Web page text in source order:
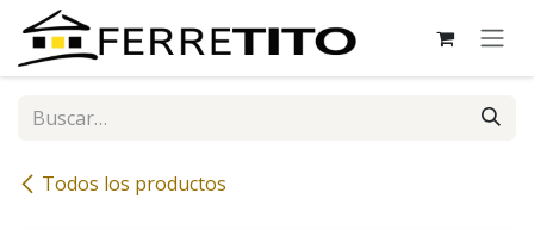
Ir al contenido
Todos los productos